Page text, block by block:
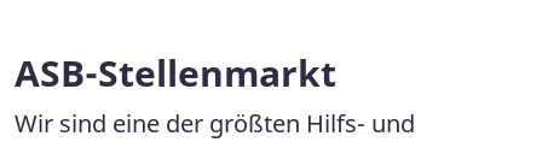
ASB-Stellenmarkt
Wir sind eine der größten Hilfs- und